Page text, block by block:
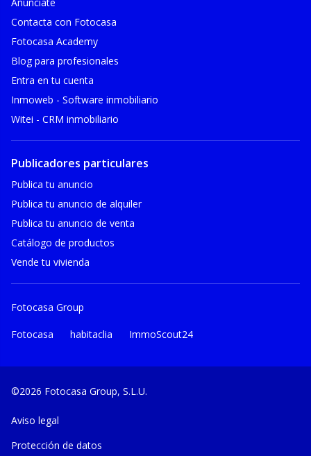
Contacta con Fotocasa
Fotocasa Academy
Blog para profesionales
Entra en tu cuenta
Inmoweb - Software inmobiliario
Witei - CRM inmobiliario
Publicadores particulares
Publica tu anuncio
Publica tu anuncio de alquiler
Publica tu anuncio de venta
Catálogo de productos
Vende tu vivienda
Fotocasa Group
Fotocasa habitaclia ImmoScout24
©2026 Fotocasa Group, S.L.U.
Aviso legal
Protección de datos